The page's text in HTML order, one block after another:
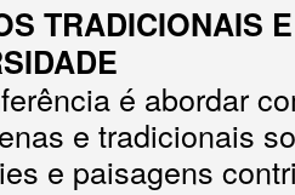
TRADICIONAIS E
é abordar
e tradicionais
e paisagens